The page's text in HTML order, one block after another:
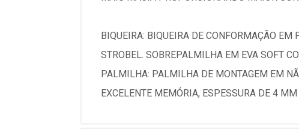
BIQUEIRA: BIQUEIRA DE CONFORMAÇÃO
STROBEL. SOBREPALMILHA EM EVA SOFT
PALMILHA: PALMILHA DE MONTAGEM EM
EXCELENTE MEMÓRIA, ESPESSURA DE 4